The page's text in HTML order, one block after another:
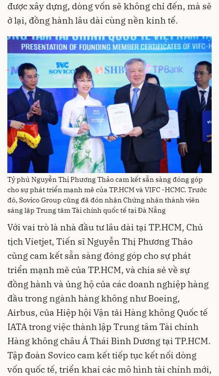
được xây dựng, dòng vốn sẽ không chỉ đến, mà sẽ
ở lại, đồng hành lâu dài cùng nền kinh tế.
Tỷ phú Nguyễn Thị Phương Thảo cam kết sẵn sàng đóng góp
cho sự phát triển mạnh mẽ của TP.HCM và VIFC -HCMC. Trước
đó, Sovico Group cũng đã đón nhận Chứng nhận thành viên
sáng lập Trung tâm Tài chính quốc tế tại Đà Nẵng
Với vai trò là nhà đầu tư lâu dài tại TP.HCM, Chủ
tịch Vietjet, Tiến sĩ Nguyễn Thị Phương Thảo
cũng cam kết sẵn sàng đóng góp cho sự phát
triển mạnh mẽ của TP.HCM, và chia sẻ về sự
đồng hành và ủng hộ của các doanh nghiệp hàng
đầu trong ngành hàng không như Boeing,
Airbus, của Hiệp hội Vận tải Hàng không Quốc tế
IATA trong việc thành lập Trung tâm Tài chính
Hàng không châu Á Thái Bình Dương tại TP.HCM.
Tập đoàn Sovico cam kết tiếp tục kết nối dòng
vốn quốc tế, triển khai các mô hình tài chính mới,